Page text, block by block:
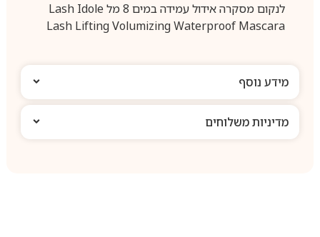
לנקום מסקרה אידול עמידה במים 8 מל Lash Idole
Lash Lifting Volumizing Waterproof Mascara
מידע נוסף
מדיניות משלוחים